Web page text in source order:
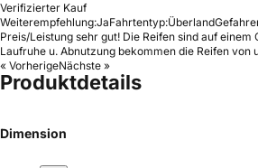
Verifizierter Kauf
Weiterempfehlung:JaFahrtentyp:Überland
Preis/Leistung sehr gut! Die Reifen sind auf
Laufruhe u. Abnutzung bekommen die Reifen von
« VorherigeNächste »
Produktdetails
Dimension